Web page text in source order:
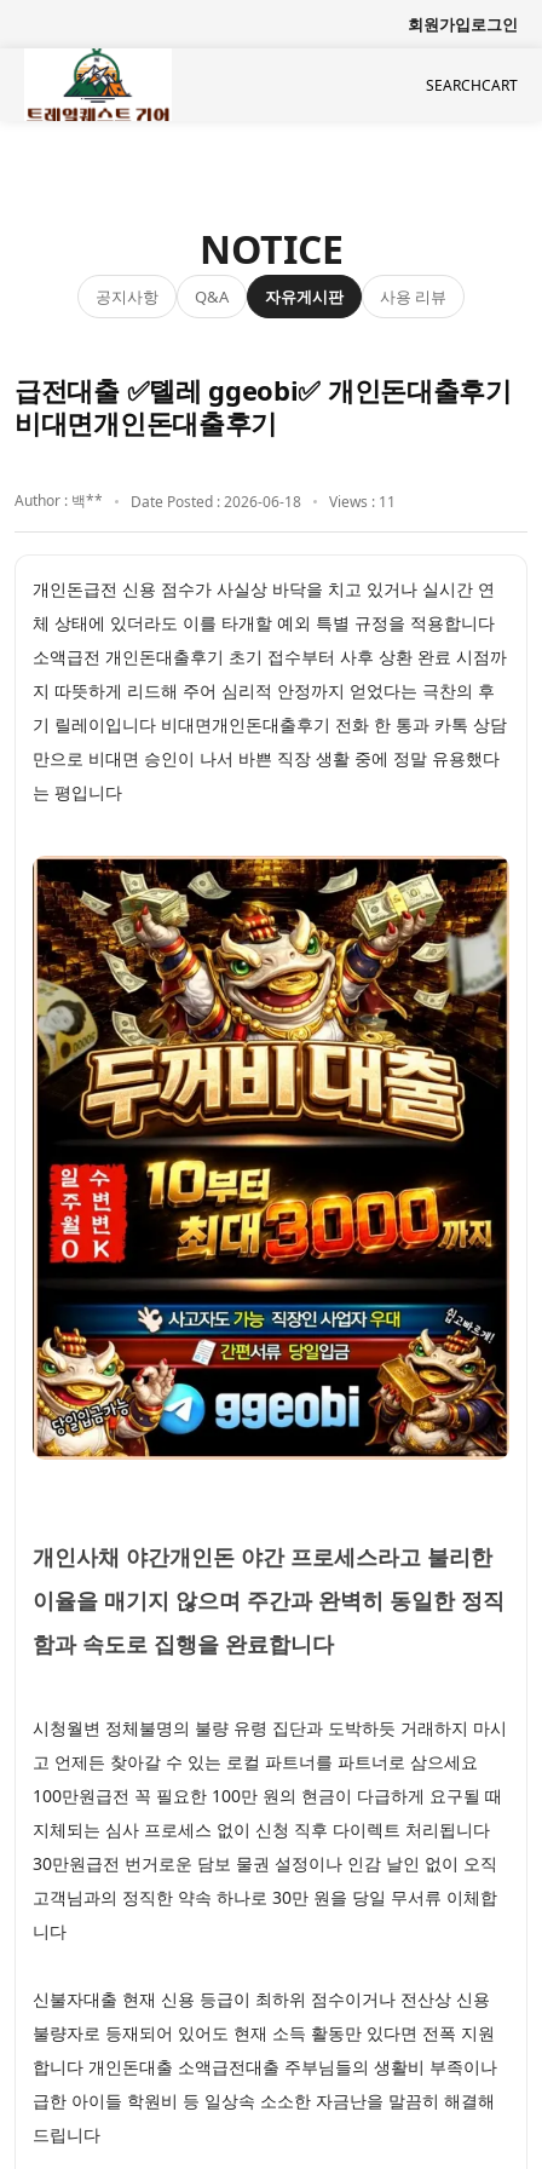
회원가입로그인
SEARCHCART
NOTICE
공지사항 Q&A 자유게시판 사용 리뷰
급전대출 ✅톌레 ggeobi✅ 개인돈대출후기
비대면개인돈대출후기
Author : 백** Date Posted : 2026-06-18 Views : 11
개인돈급전 신용 점수가 사실상 바닥을 치고 있거나 실시간 연
체 상태에 있더라도 이를 타개할 예외 특별 규정을 적용합니다
소액급전 개인돈대출후기 초기 접수부터 사후 상환 완료 시점까
지 따뜻하게 리드해 주어 심리적 안정까지 얻었다는 극찬의 후
기 릴레이입니다 비대면개인돈대출후기 전화 한 통과 카톡 상담
만으로 비대면 승인이 나서 바쁜 직장 생활 중에 정말 유용했다
는 평입니다
개인사채 야간개인돈 야간 프로세스라고 불리한
이율을 매기지 않으며 주간과 완벽히 동일한 정직
함과 속도로 집행을 완료합니다
시청월변 정체불명의 불량 유령 집단과 도박하듯 거래하지 마시
고 언제든 찾아갈 수 있는 로컬 파트너를 파트너로 삼으세요
100만원급전 꼭 필요한 100만 원의 현금이 다급하게 요구될 때
지체되는 심사 프로세스 없이 신청 직후 다이렉트 처리됩니다
30만원급전 번거로운 담보 물권 설정이나 인감 날인 없이 오직
고객님과의 정직한 약속 하나로 30만 원을 당일 무서류 이체합
니다
신불자대출 현재 신용 등급이 최하위 점수이거나 전산상 신용
불량자로 등재되어 있어도 현재 소득 활동만 있다면 전폭 지원
합니다 개인돈대출 소액급전대출 주부님들의 생활비 부족이나
급한 아이들 학원비 등 일상속 소소한 자금난을 말끔히 해결해
드립니다